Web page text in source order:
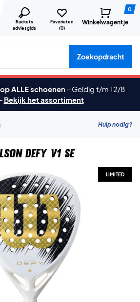
Rackets
adviesgids
Favorieten
(0)
0
Winkelwagentje
producten, merken etc.
Zoekopdracht
ALLE schoenen - Geldig t/m 12/8
- Bekijk het assortiment
Hulp nodig?
Defy V1 SE
LIMITED
LIMITED
LIMITED
LIMITED
LIMITED
LIMITED
LIMITED